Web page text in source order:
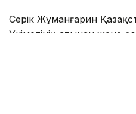
Серік Жұманғарин
Үкіметінің атынан және